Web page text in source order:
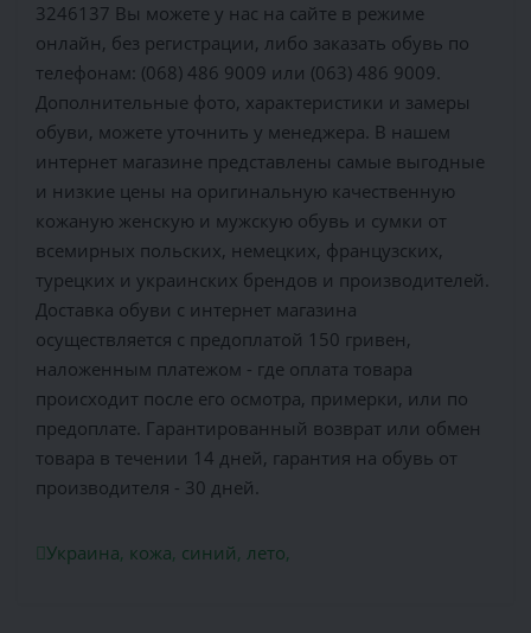
3246137 Вы можете у нас на сайте в режиме
онлайн, без регистрации, либо заказать обувь по
телефонам: (068) 486 9009 или (063) 486 9009.
Дополнительные фото, характеристики и замеры
обуви, можете уточнить у менеджера. В нашем
интернет магазине представлены самые выгодные
и низкие цены на оригинальную качественную
кожаную женскую и мужскую обувь и сумки от
всемирных польских, немецких, французских,
турецких и украинских брендов и производителей.
Доставка обуви с интернет магазина
осуществляется c предоплатой 150 гривен,
наложенным платежом - где оплата товара
происходит после его осмотра, примерки, или по
предоплате. Гарантированный возврат или обмен
товара в течении 14 дней, гарантия на обувь от
производителя - 30 дней.
Украина, кожа, синий, лето,